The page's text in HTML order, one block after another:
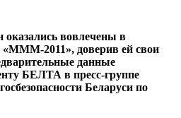
оказались вовлечены в
2011», доверив ей свои
данные
БЕЛТА в пресс-группе
Беларуси по